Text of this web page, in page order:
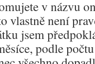
v názvu
vlastně není
jsem
podle